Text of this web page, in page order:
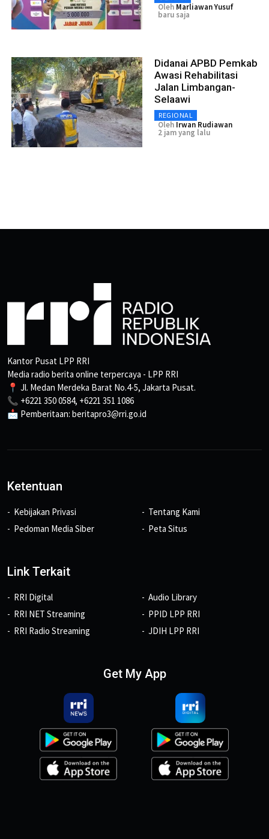
Oleh Marliawan Yusuf
baru saja
Didanai APBD Pemkab
Awasi Rehabilitasi
Jalan Limbangan-
Selaawi
REGIONAL
Oleh Irwan Rudiawan
2 jam yang lalu
Kantor Pusat LPP RRI
Media radio berita online terpercaya - LPP RRI
📍 Jl. Medan Merdeka Barat No.4-5, Jakarta Pusat.
📞 +6221 350 0584, +6221 351 1086
📩 Pemberitaan: beritapro3@rri.go.id
Ketentuan
Kebijakan Privasi
Pedoman Media Siber
Tentang Kami
Peta Situs
Link Terkait
RRI Digital
RRI NET Streaming
RRI Radio Streaming
Audio Library
PPID LPP RRI
JDIH LPP RRI
Get My App